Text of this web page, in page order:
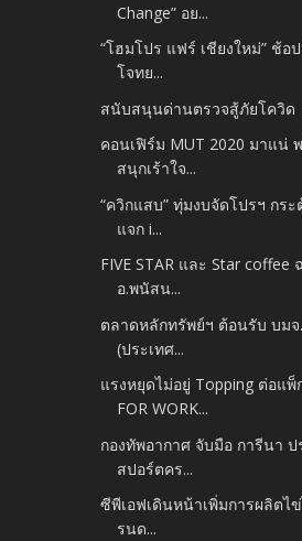
Change” อย...
“โฮมโปร แฟร์ เชียงใหม่” ช้
โจทย...
สนับสนุนด่านตรวจสู้ภัยโควิด
คอนเฟิร์ม MUT 2020 มาแน่
สนุกเร้าใจ...
“ควิกแสบ” ทุ่มงบจัดโปรฯ กร
แจก i...
FIVE STAR และ Star coffee
อ.พนัสน...
ตลาดหลักทรัพย์ฯ ต้อนรับ บม
(ประเทศ...
แรงหยุดไม่อยู่ Topping ต่อแพ็
FOR WORK...
กองทัพอากาศ จับมือ การีนา
สปอร์ตคร...
ซีพีเอฟเดินหน้าเพิ่มการผลิตไ
รนด...